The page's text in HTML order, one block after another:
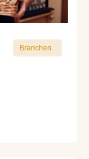
Branchen